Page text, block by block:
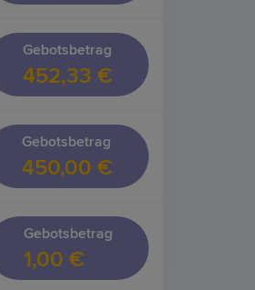
Gebotsbetrag
452,33 €
Gebotsbetrag
450,00 €
Gebotsbetrag
1,00 €